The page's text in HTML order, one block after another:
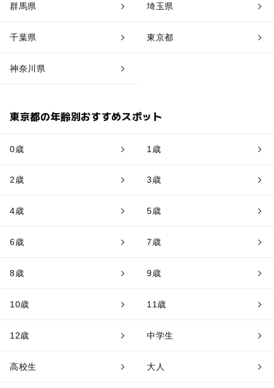
群馬県 埼玉県
千葉県 東京都
神奈川県
東京都の年齢別おすすめスポット
0歳 1歳
2歳 3歳
4歳 5歳
6歳 7歳
8歳 9歳
10歳 11歳
12歳 中学生
高校生 大人